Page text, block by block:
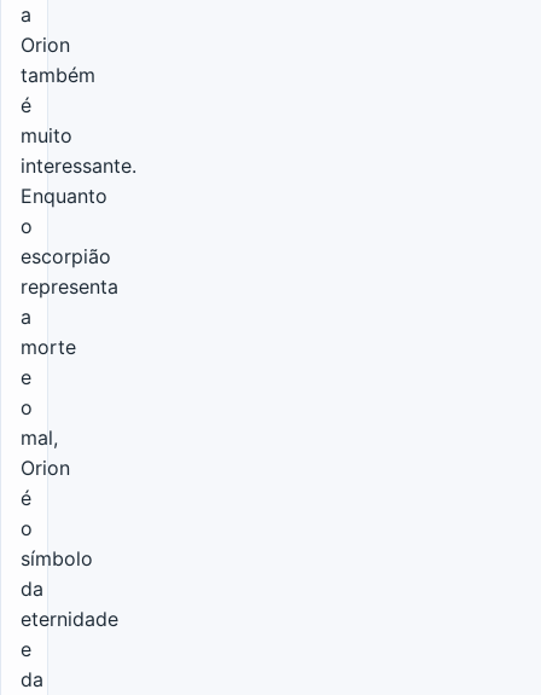
a
Orion
também
é
muito
interessante.
Enquanto
o
escorpião
representa
a
morte
e
o
mal,
Orion
é
o
símbolo
da
eternidade
e
da